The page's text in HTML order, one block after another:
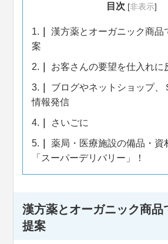
目次 [非表示]
1.
漢方薬とオーガニック商品
案
2. お客さんの要望を仕入れに
3.
ブログやネットショップ、
情報発信
4. さいごに
5.
薬局・医療施設の備品・資
「スーパーデリバリー」！
漢方薬とオーガニック商品
提案